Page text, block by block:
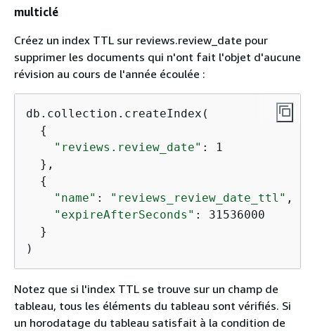
multiclé
Créez un index TTL sur reviews.review_date pour
supprimer les documents qui n'ont fait l'objet d'aucune
révision au cours de l'année écoulée :
db.collection.createIndex(
{
"reviews.review_date" : 1
  },
{
"name" : "reviews_review_date_ttl" ,
"expireAfterSeconds" : 31536000
  }
)
Notez que si l'index TTL se trouve sur un champ de
tableau, tous les éléments du tableau sont vérifiés. Si
un horodatage du tableau satisfait à la condition de